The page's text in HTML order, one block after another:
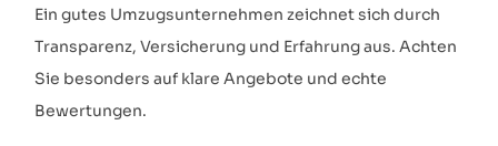
Ein gutes Umzugsunternehmen zeichnet sich durch
Transparenz, Versicherung und Erfahrung aus. Achten
Sie besonders auf klare Angebote und echte
Bewertungen.